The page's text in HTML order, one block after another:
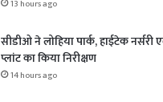
13 hours ago
सीडीओ ने लोहिया पार्क, हाईटेक
प्लांट का किया निरीक्षण
14 hours ago